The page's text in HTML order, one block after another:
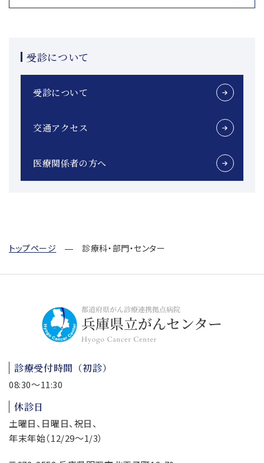
受診について
受診について
交通アクセス
医療関係者の方へ
トップページ 診療科・部門・センター
診療受付時間（初診）
08:30～11:30
休診日
土曜日、日曜日、祝日、
年末年始（12/29～1/3）